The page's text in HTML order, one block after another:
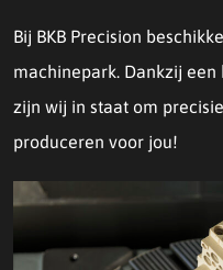
Bij BKB Precision
machinepark. Dankzij een
zijn wij in staat om
produceren voor jou!